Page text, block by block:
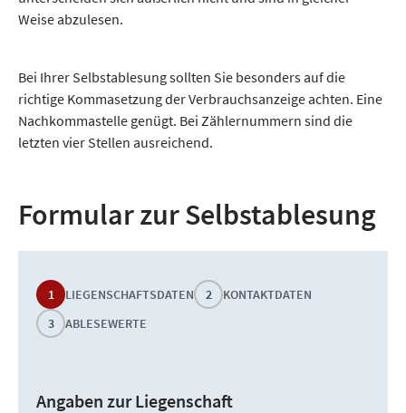
Weise abzulesen.
Bei Ihrer Selbstablesung sollten Sie besonders auf die
richtige Kommasetzung der Verbrauchsanzeige achten. Eine
Nachkommastelle genügt. Bei Zählernummern sind die
letzten vier Stellen ausreichend.
Formular zur Selbstablesung
1 LIEGENSCHAFTSDATEN 2
KONTAKTDATEN
3
ABLESEWERTE
Angaben zur Liegenschaft